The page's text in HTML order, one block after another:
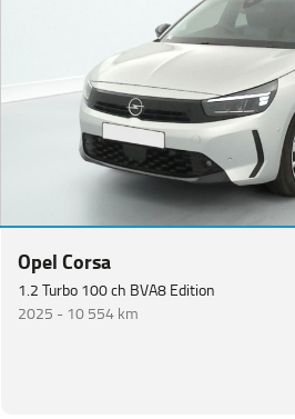
Opel Corsa
1.2 Turbo 100 ch BVA8 Edition
2025 - 10 554 km